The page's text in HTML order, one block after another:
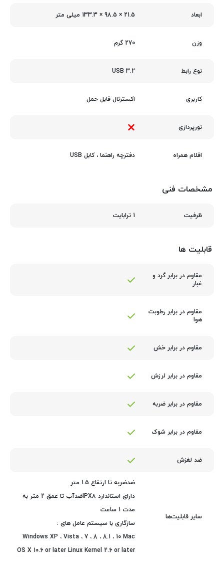
ابعاد 21.5 × 98.5 × 133.3 میلی‌ متر
وزن 270 گرم
نوع رابط USB 3.2
کاربری اکسترنال قابل حمل
نورپردازی
اقلام همراه دفترچه راهنما ، کابل USB
مشخصات فنی
ظرفیت 1 ترابایت
قابلیت ها
مقاوم در برابر گرد و
غبار
مقاوم در برابر رطوبت
هوا
مقاوم در برابر خش
مقاوم در برابر لرزش
مقاوم در برابر ضربه
مقاوم در برابر شوک
ضد لغزش
سایر قابلیت‌ها
ضدضربه تا ارتفاع 1.5 متر
دارای استاندارد IPX8ضدآب تا عمق 2 متر به
مدت 1 ساعت
سازگاری با سیستم عامل های :
Windows XP ، Vista ، 7 ، 8 ، 8.1 ، 10 Mac
OS X 10.6 or later Linux Kernel 2.6 or later